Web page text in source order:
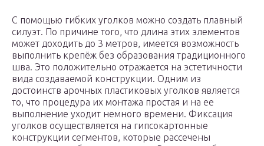
С помощью гибких уголков можно создать плавный
силуэт. По причине того, что длина этих элементов
может доходить до 3 метров, имеется возможность
выполнить крепёж без образования традиционного
шва. Это положительно отражается на эстетичности
вида создаваемой конструкции. Одним из
достоинств арочных пластиковых уголков является
то, что процедура их монтажа простая и на ее
выполнение уходит немного времени. Фиксация
уголков осуществляется на гипсокартонные
конструкции сегментов, которые рассечены